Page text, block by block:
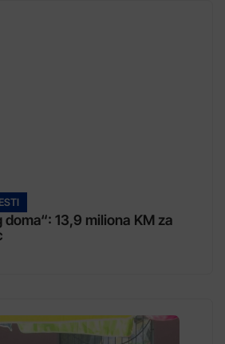
doma“: 13,9 miliona KM za